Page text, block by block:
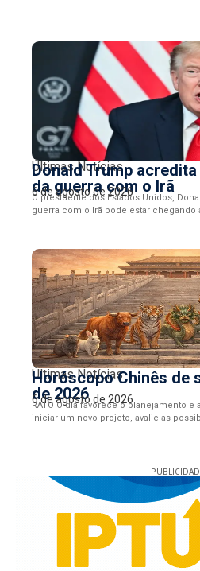
Últimas Notícias
Donald Trump
da guerra com o Irã
6 de agosto de 2026
O presidente dos Estados Unidos,
guerra com o Irã pode estar chegando
Últimas Notícias
Horóscopo Chinês de
de 2026
6 de agosto de 2026
RATO O dia favorece o planejamento e
iniciar um novo projeto, avalie as